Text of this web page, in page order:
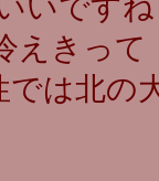
いです
えきっ
は北の